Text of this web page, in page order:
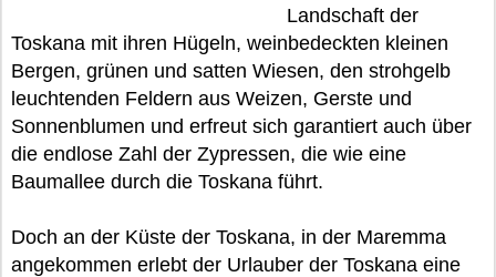
Landschaft der
Toskana mit ihren Hügeln, weinbedeckten kleinen
Bergen, grünen und satten Wiesen, den strohgelb
leuchtenden Feldern aus Weizen, Gerste und
Sonnenblumen und erfreut sich garantiert auch über
die endlose Zahl der Zypressen, die wie eine
Baumallee durch die Toskana führt.
Doch an der Küste der Toskana, in der Maremma
angekommen erlebt der Urlauber der Toskana eine